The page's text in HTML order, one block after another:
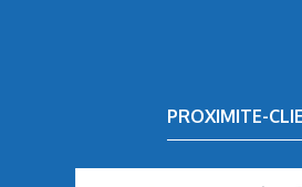
PROXIMITE-